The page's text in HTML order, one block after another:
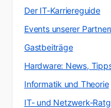
Der IT-Karriereguide
Events unserer
Gastbeiträge
Hardware: News,
Informatik und Theorie
IT- und Netzwerk-